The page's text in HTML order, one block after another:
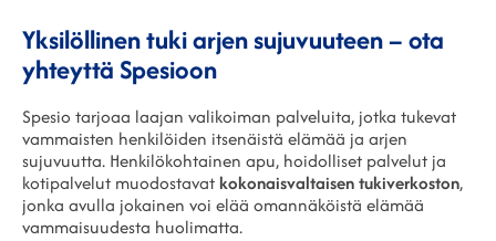
Yksilöllinen tuki arjen sujuvuuteen – ota
yhteyttä Spesioon
Spesio tarjoaa laajan valikoiman palveluita, jotka tukevat
vammaisten henkilöiden itsenäistä elämää ja arjen
sujuvuutta. Henkilökohtainen apu, hoidolliset palvelut ja
kotipalvelut muodostavatkokonaisvaltaisen tukiverkoston,
jonka avulla jokainen voi elää omannäköistä elämää
vammaisuudesta huolimatta.